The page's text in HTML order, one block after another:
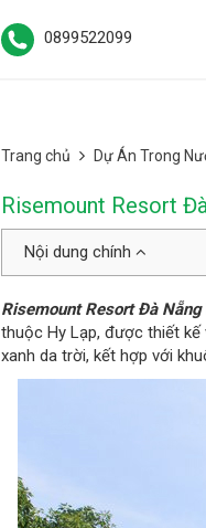
0899522099
Trang chủ Dự Án Trong
Risemount Resort
Nội dung chính
Risemount Resort Đà Nẵng
thuộc Hy Lạp, được thiết
xanh da trời, kết hợp với